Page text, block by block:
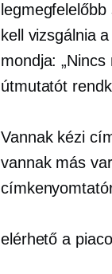
kell vizsgálnia
mondja:
útmutatót
Vannak kézi
vannak más
elérhető a